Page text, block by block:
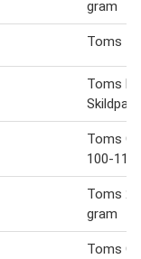
gram
Toms
Toms
Toms
100-116
Toms
gram
Toms